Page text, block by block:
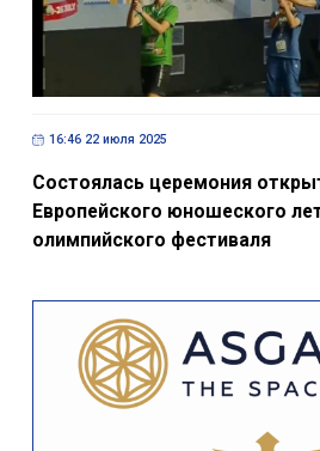
16:46 22 июля 2025
Состоялась церемония
Европейского юношеского
олимпийского фестиваля